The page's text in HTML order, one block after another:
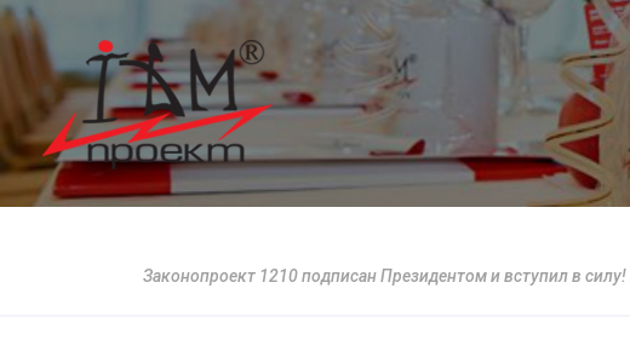
Законопроект 1210 подписан Президентом и вступил